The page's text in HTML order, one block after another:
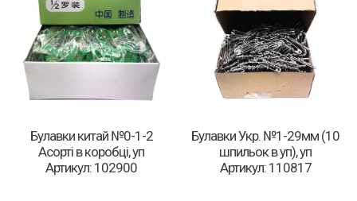
Булавки китай №0-1-2
Асорті в коробці, уп
Артикул: 102900
Булавки Укр. №1-29мм (10
шпильок в уп), уп
Артикул: 110817